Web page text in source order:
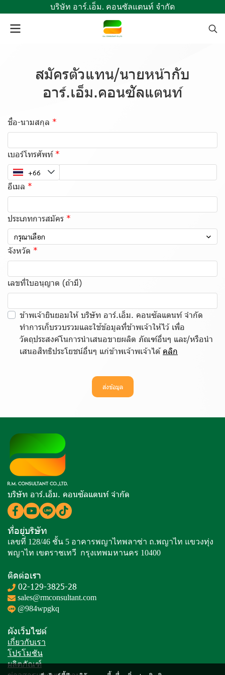
บริษัท อาร์.เอ็ม. คอนซัลแตนท์ จำกัด
สมัครตัวแทน/นายหน้ากับ
อาร์.เอ็ม.คอนซัลแตนท์
ชื่อ-นามสกุล
เบอร์โทรศัพท์
อีเมล
ประเภทการสมัคร
กรุณาเลือก
จังหวัด
เลขที่ใบอนุญาต (ถ้ามี)
ข้าพเจ้ายินยอมให้ บริษัท อาร์.เอ็ม. คอนซัลแตนท์ จำกัด
ทำการเก็บรวบรวมและใช้ข้อมูลที่ข้าพเจ้าให้ไว้ เพื่อ
วัตถุประสงค์โนการนำเสนอขายผลิต ภัณฑ์อื่นๆ และ/หรือนำ
เสนอสิทธิประโยชน์อื่นๆ แก่ข้าพเจ้าพเจ้าได้คลิก
ส่งข้อมูล
บริษัท อาร์.เอ็ม. คอนซัลแตนท์ จำกัด
ที่อยู่บริษัท
เลขที่ 128/46 ชั้น 5 อาคารพญาไทพลาซ่า ถ.พญาไท แขวงทุ่ง
พญาไท เขตราชเทวี กรุงเทพมหานคร 10400
ติดต่อเรา
02-129-3825-28
sales@rmconsultant.com
@984wpgkq
ผังเว็บไซต์
เกี่ยวกับเรา
โปรโมชัน
ผลิตภัณฑ์